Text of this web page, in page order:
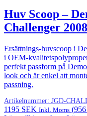
Huv Scoop –
Challenger
Ersättnings-huvscoop i
i OEM-
perfekt passform på
look och är enkel att
passning.
Artikelnummer: JGD-
1195 SEK Inkl. Moms (956